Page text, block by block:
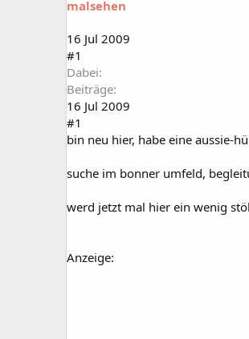
a
t
r
malsehen
16 Jul 2009
#1
Dabei
Beiträge
16 Jul 2009
#1
bin neu hier, habe eine aussie-
suche im bonner umfeld,
werd jetzt mal hier ein wenig
Anzeige: